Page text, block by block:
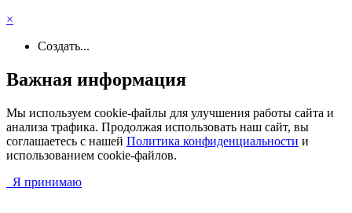
×
Создать...
Важная информация
Мы используем cookie-файлы для улучшения работы сайта и
анализа трафика. Продолжая использовать наш сайт, вы
соглашаетесь с нашей Политика конфиденциальности и
использованием cookie-файлов.
Я принимаю